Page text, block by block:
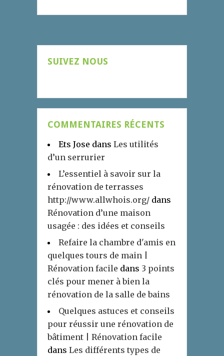
SUIVEZ NOUS
COMMENTAIRES RÉCENTS
Ets Jose dans Les utilités
d’un serrurier
L’essentiel à savoir sur la
rénovation de terrasses
http://www.allwhois.org/ dans
Rénovation d’une maison
usagée : des idées et conseils
Refaire la chambre d'amis en
quelques tours de main |
Rénovation facile dans 3 points
clés pour mener à bien la
rénovation de la salle de bains
Quelques astuces et conseils
pour réussir une rénovation de
bâtiment | Rénovation facile
dans Les différents types de